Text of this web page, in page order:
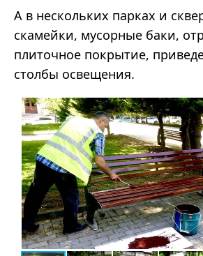
А в нескольких парках и
скамейки, мусорные баки,
плиточное покрытие,
столбы освещения.